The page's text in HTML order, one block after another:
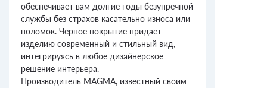
обеспечивает вам долгие годы безупречной
службы без страхов касательно износа или
поломок. Черное покрытие придает
изделию современный и стильный вид,
интегрируясь в любое дизайнерское
решение интерьера.
Производитель MAGMA, известный своим